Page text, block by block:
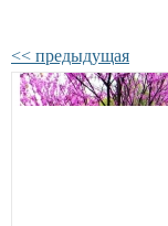
<< предыдущая